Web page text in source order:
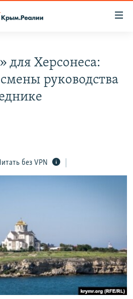
11 ИСТОРИЙ СОПРОТИВЛЕНИЯ
для Херсонеса:
руководства
без VPN